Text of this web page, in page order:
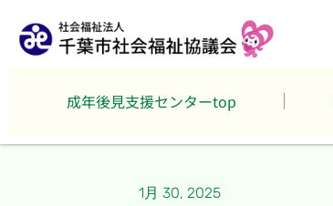
成年後見支援センターtop
1月 30, 2025